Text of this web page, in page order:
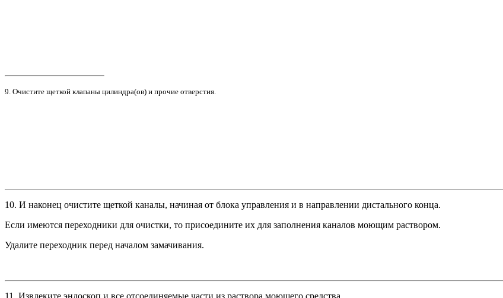
9. Очистите щеткой клапаны цилиндра(ов) и прочие отверстия.
10. И наконец очистите щеткой каналы, начиная от блока управления и в направлении дистального конца.
Если имеются переходники для очистки, то присоедините их для заполнения каналов моющим раствором.
Удалите переходник перед началом замачивания.
11. Извлеките эндоскоп и все отсоединяемые части из раствора моющего средства.